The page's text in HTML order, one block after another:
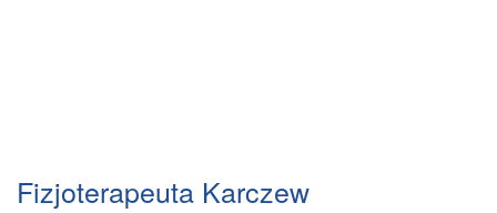
Fizjoterapeuta Karczew